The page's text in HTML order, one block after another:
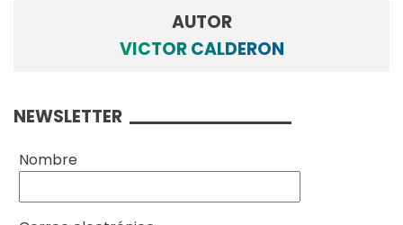
AUTOR
VICTOR CALDERON
NEWSLETTER
Nombre